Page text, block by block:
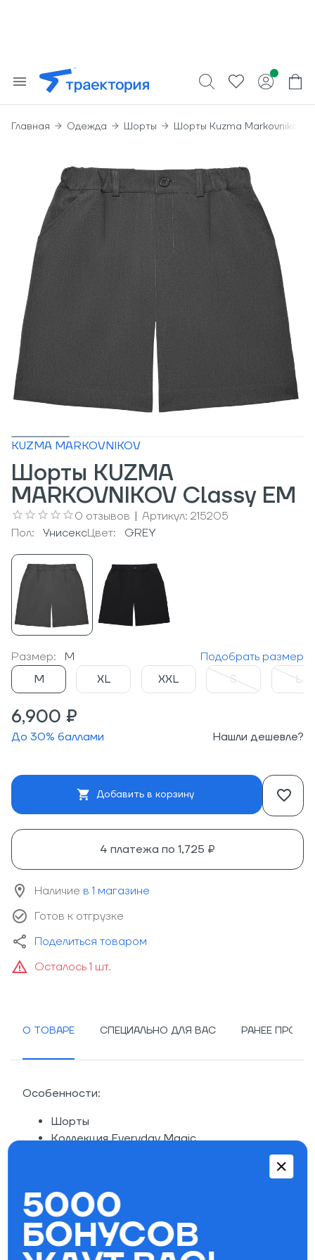
Главная Одежда Шорты Шорты Kuzma Markovnikov
KUZMA MARKOVNIKOV
Шорты KUZMA
MARKOVNIKOV Classy EM
0 отзывов | Артикул: 215205
Пол:
УнисексЦвет: GREY
Размер: M
Подобрать размер
M
XL XXL S L
6,900 ₽
До 30% баллами Нашли дешевле?
Добавить в корзину
4 платежа по 1,725 ₽
Наличие в 1 магазине
Готов к отгрузке
Поделиться товаром
Осталось 1 шт.
О ТОВАРЕ СПЕЦИАЛЬНО ДЛЯ ВАС РАНЕЕ
Особенности:
Шорты
Коллекция Everyday Magic
В поясе вставка из резинки
Боковые карманы
Два кармана сзади
Шлевки для ремня
Вышивка в цвет ткани под задним правым
5000
БОНУСОВ